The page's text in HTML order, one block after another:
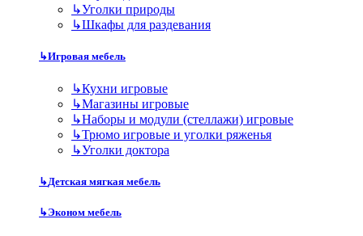
↳Уголки природы
↳Шкафы для раздевания
↳Игровая мебель
↳Кухни игровые
↳Магазины игровые
↳Наборы и модули (стеллажи) игровые
↳Трюмо игровые и уголки ряженья
↳Уголки доктора
↳Детская мягкая мебель
↳Эконом мебель